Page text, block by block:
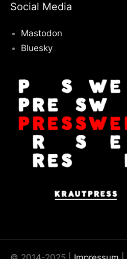
Social Media
Mastodon
Bluesky